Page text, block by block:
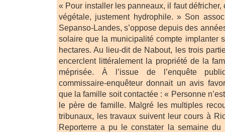
« Pour installer les panneaux, il faut défricher,
végétale, justement hydrophile. » Son
Sepanso-Landes, s’oppose depuis des
solaire que la municipalité compte implanter
hectares. Au lieu-dit de Nabout, les trois
encerclent littéralement la propriété de la
méprisée. À l’issue de l’enquête
commissaire-enquêteur donnait un avis
que la famille soit contactée : « Personne
le père de famille. Malgré les multiples
tribunaux, les travaux suivent leur cours à
Reporterre a pu le constater la semaine du